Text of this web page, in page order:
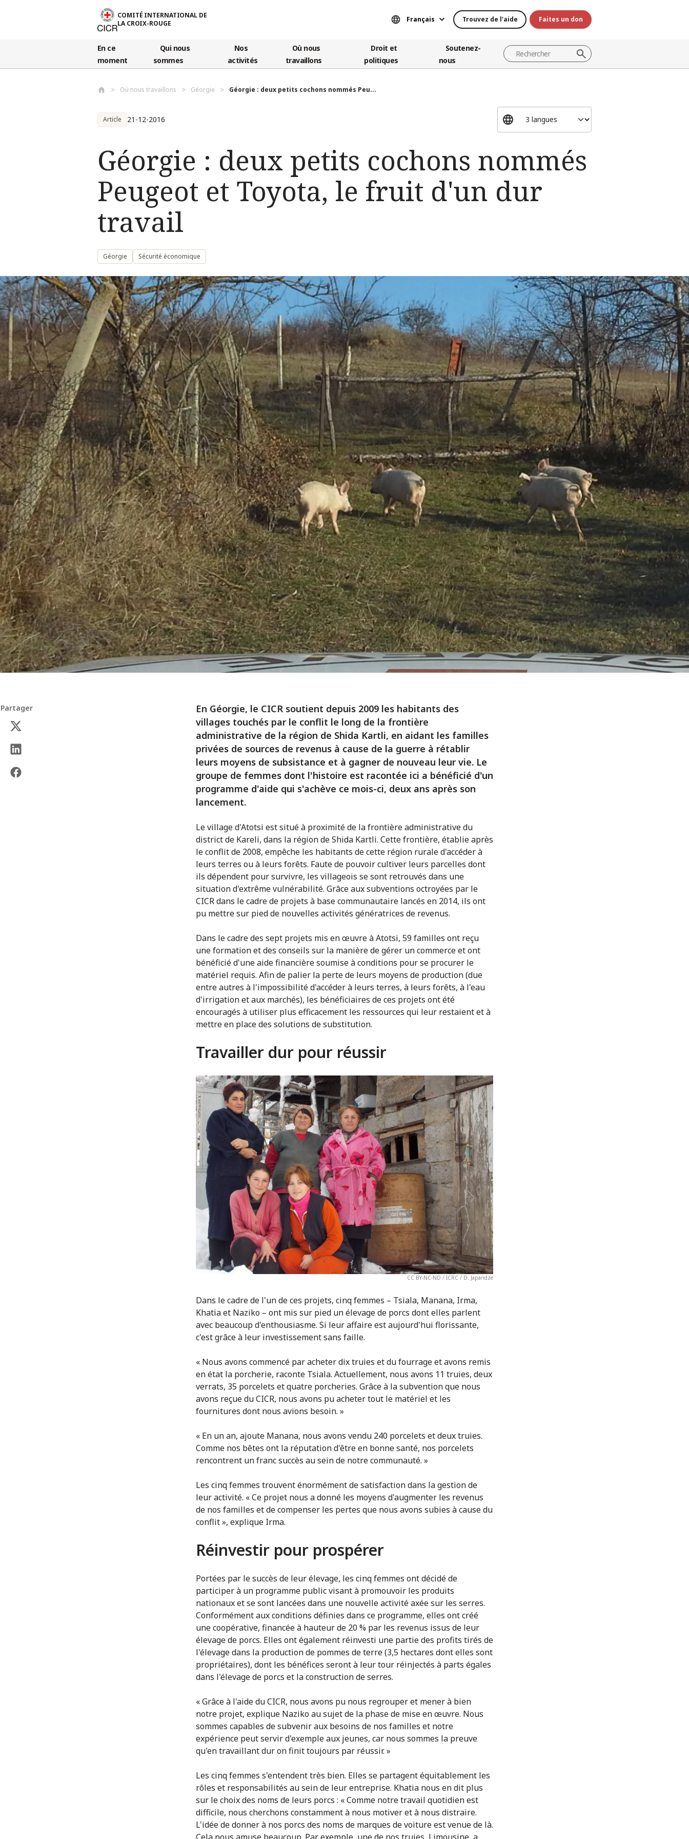
COMITÉ INTERNATIONAL DE
LA CROIX-ROUGE
Français Trouvez de l'aide Faites un don
En ce
moment
Qui nous
sommes
Nos
activités
Où nous
travaillons
Droit et
politiques
Soutenez-
nous
Où nous travaillons Géorgie Géorgie : deux petits cochons nommés Peu...
Article 21-12-2016
Géorgie : deux petits cochons nommés
Peugeot et Toyota, le fruit d'un dur
travail
Géorgie Sécurité économique
Partager
En Géorgie, le CICR soutient depuis 2009 les habitants des
villages touchés par le conflit le long de la frontière
administrative de la région de Shida Kartli, en aidant les familles
privées de sources de revenus à cause de la guerre à rétablir
leurs moyens de subsistance et à gagner de nouveau leur vie. Le
groupe de femmes dont l'histoire est racontée ici a bénéficié d'un
programme d'aide qui s'achève ce mois-ci, deux ans après son
lancement.
Le village d'Atotsi est situé à proximité de la frontière administrative du
district de Kareli, dans la région de Shida Kartli. Cette frontière, établie après
le conflit de 2008, empêche les habitants de cette région rurale d'accéder à
leurs terres ou à leurs forêts. Faute de pouvoir cultiver leurs parcelles dont
ils dépendent pour survivre, les villageois se sont retrouvés dans une
situation d'extrême vulnérabilité. Grâce aux subventions octroyées par le
CICR dans le cadre de projets à base communautaire lancés en 2014, ils ont
pu mettre sur pied de nouvelles activités génératrices de revenus.
Dans le cadre des sept projets mis en œuvre à Atotsi, 59 familles ont reçu
une formation et des conseils sur la manière de gérer un commerce et ont
bénéficié d'une aide financière soumise à conditions pour se procurer le
matériel requis. Afin de palier la perte de leurs moyens de production (due
entre autres à l'impossibilité d'accéder à leurs terres, à leurs forêts, à l'eau
d'irrigation et aux marchés), les bénéficiaires de ces projets ont été
encouragés à utiliser plus efficacement les ressources qui leur restaient et à
mettre en place des solutions de substitution.
Travailler dur pour réussir
CC BY-NC-ND / ICRC / D. Japaridze
Dans le cadre de l'un de ces projets, cinq femmes – Tsiala, Manana, Irma,
Khatia et Naziko – ont mis sur pied un élevage de porcs dont elles parlent
avec beaucoup d'enthousiasme. Si leur affaire est aujourd'hui florissante,
c'est grâce à leur investissement sans faille.
« Nous avons commencé par acheter dix truies et du fourrage et avons remis
en état la porcherie, raconte Tsiala. Actuellement, nous avons 11 truies, deux
verrats, 35 porcelets et quatre porcheries. Grâce à la subvention que nous
avons reçue du CICR, nous avons pu acheter tout le matériel et les
fournitures dont nous avions besoin. »
« En un an, ajoute Manana, nous avons vendu 240 porcelets et deux truies.
Comme nos bêtes ont la réputation d'être en bonne santé, nos porcelets
rencontrent un franc succès au sein de notre communauté. »
Les cinq femmes trouvent énormément de satisfaction dans la gestion de
leur activité. « Ce projet nous a donné les moyens d'augmenter les revenus
de nos familles et de compenser les pertes que nous avons subies à cause du
conflit », explique Irma.
Réinvestir pour prospérer
Portées par le succès de leur élevage, les cinq femmes ont décidé de
participer à un programme public visant à promouvoir les produits
nationaux et se sont lancées dans une nouvelle activité axée sur les serres.
Conformément aux conditions définies dans ce programme, elles ont créé
une coopérative, financée à hauteur de 20 % par les revenus issus de leur
élevage de porcs. Elles ont également réinvesti une partie des profits tirés de
l'élevage dans la production de pommes de terre (3,5 hectares dont elles sont
propriétaires), dont les bénéfices seront à leur tour réinjectés à parts égales
dans l'élevage de porcs et la construction de serres.
« Grâce à l'aide du CICR, nous avons pu nous regrouper et mener à bien
notre projet, explique Naziko au sujet de la phase de mise en œuvre. Nous
sommes capables de subvenir aux besoins de nos familles et notre
expérience peut servir d'exemple aux jeunes, car nous sommes la preuve
qu'en travaillant dur on finit toujours par réussir. »
Les cinq femmes s'entendent très bien. Elles se partagent équitablement les
rôles et responsabilités au sein de leur entreprise. Khatia nous en dit plus
sur le choix des noms de leurs porcs : « Comme notre travail quotidien est
difficile, nous cherchons constamment à nous motiver et à nous distraire.
L'idée de donner à nos porcs des noms de marques de voiture est venue de là.
Cela nous amuse beaucoup. Par exemple, une de nos truies, Limousine, a